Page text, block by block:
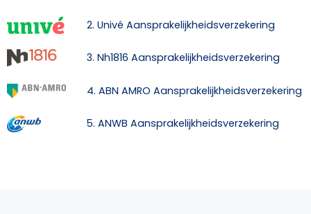
2. Univé Aansprakelijkheidsverzekering
3. Nh1816 Aansprakelijkheidsverzekering
4. ABN AMRO Aansprakelijkheidsverzekering
5. ANWB Aansprakelijkheidsverzekering